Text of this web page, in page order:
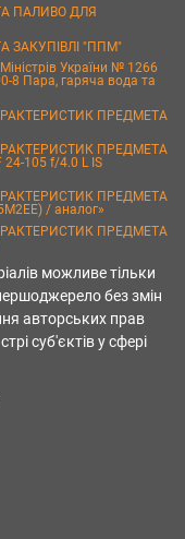
ПАЛИВО ДЛЯ
ЗАКУПІВЛІ "ППМ"
України № 1266
8 Пара, гаряча вода та
ПРЕДМЕТА
ПРЕДМЕТА
24-105 f/4.0 L IS
ПРЕДМЕТА
/ аналог»
ПРЕДМЕТА
можливе тільки
без змін
авторських прав
суб'єктів у сфері